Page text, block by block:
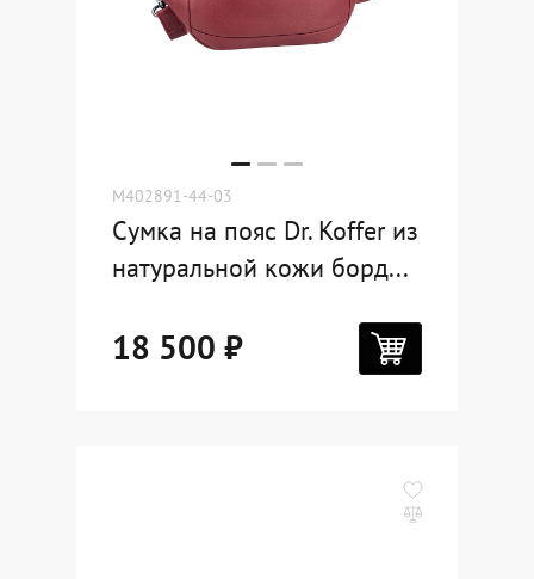
M402891-44-03
Сумка на пояс Dr. Koffer из
натуральной кожи борд...
18 500 ₽